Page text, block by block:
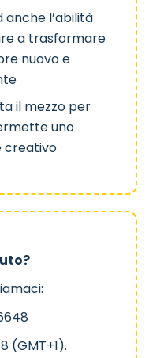
anche l’abilità
a trasformare
nuovo e
il mezzo per
uno
creativo
(GMT+1).